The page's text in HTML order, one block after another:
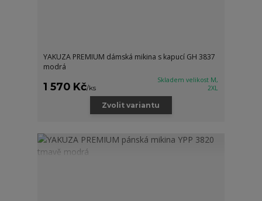
YAKUZA PREMIUM dámská mikina s kapucí GH 3837
modrá
1 570 Kč/ks
Skladem velikost M,
2XL
Zvolit variantu